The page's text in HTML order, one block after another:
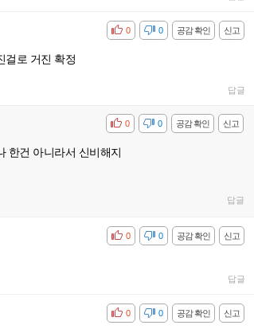
신고
공감 확인
비공감 0
0
걸로 거진 확정
답글
신고
공감 확인
비공감 0
0
한건 아니라서 신비해지
답글
신고
공감 확인
비공감 0
0
답글
신고
공감 확인
비공감 0
0